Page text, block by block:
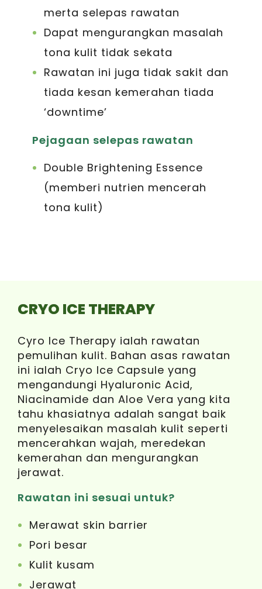
merta selepas rawatan
Dapat mengurangkan masalah
tona kulit tidak sekata
Rawatan ini juga tidak sakit dan
tiada kesan kemerahan tiada
‘downtime’
Pejagaan selepas rawatan
Double Brightening Essence
(memberi nutrien mencerah
tona kulit)
CRYO ICE THERAPY
Cyro Ice Therapy ialah rawatan
pemulihan kulit. Bahan asas rawatan
ini ialah Cryo Ice Capsule yang
mengandungi Hyaluronic Acid,
Niacinamide dan Aloe Vera yang kita
tahu khasiatnya adalah sangat baik
menyelesaikan masalah kulit seperti
mencerahkan wajah, meredekan
kemerahan dan mengurangkan
jerawat.
Rawatan ini sesuai untuk?
Merawat skin barrier
Pori besar
Kulit kusam
Jerawat